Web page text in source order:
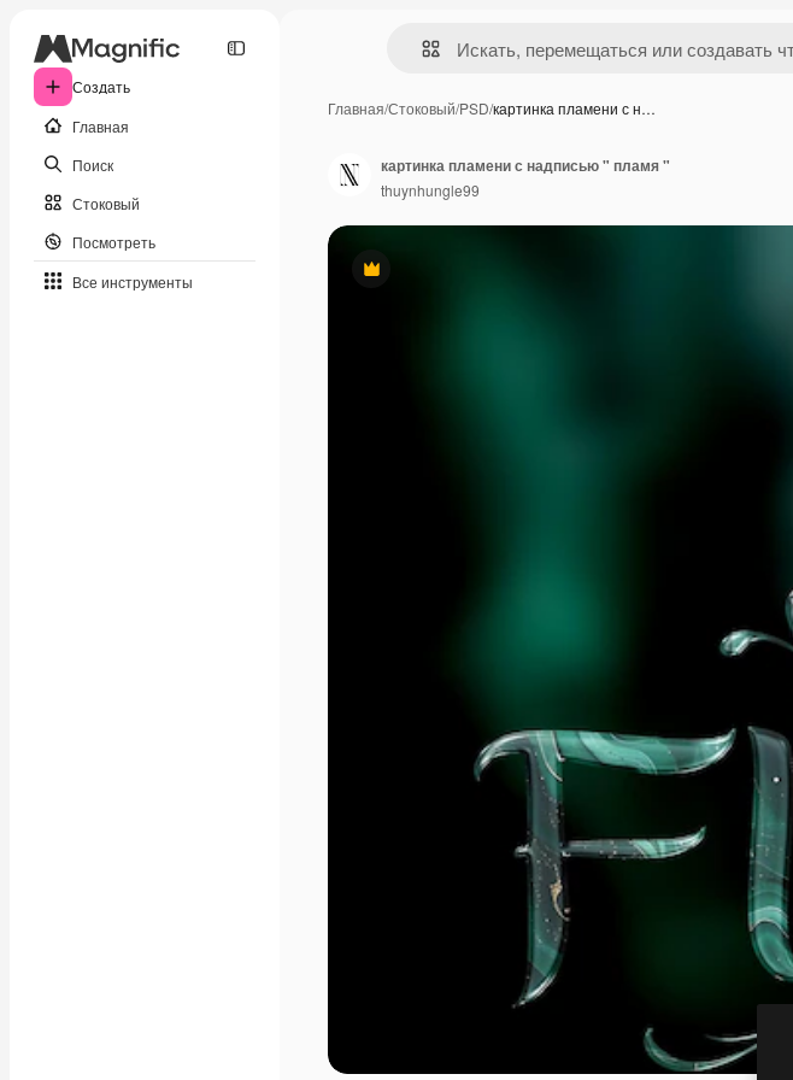
Создать
Главная
Поиск
Стоковый
Посмотреть
Все инструменты
Главная/Стоковый/PSD/картинка пламени с н…
Премиум
картинка пламени с надписью " пламя "
thuynhungle99